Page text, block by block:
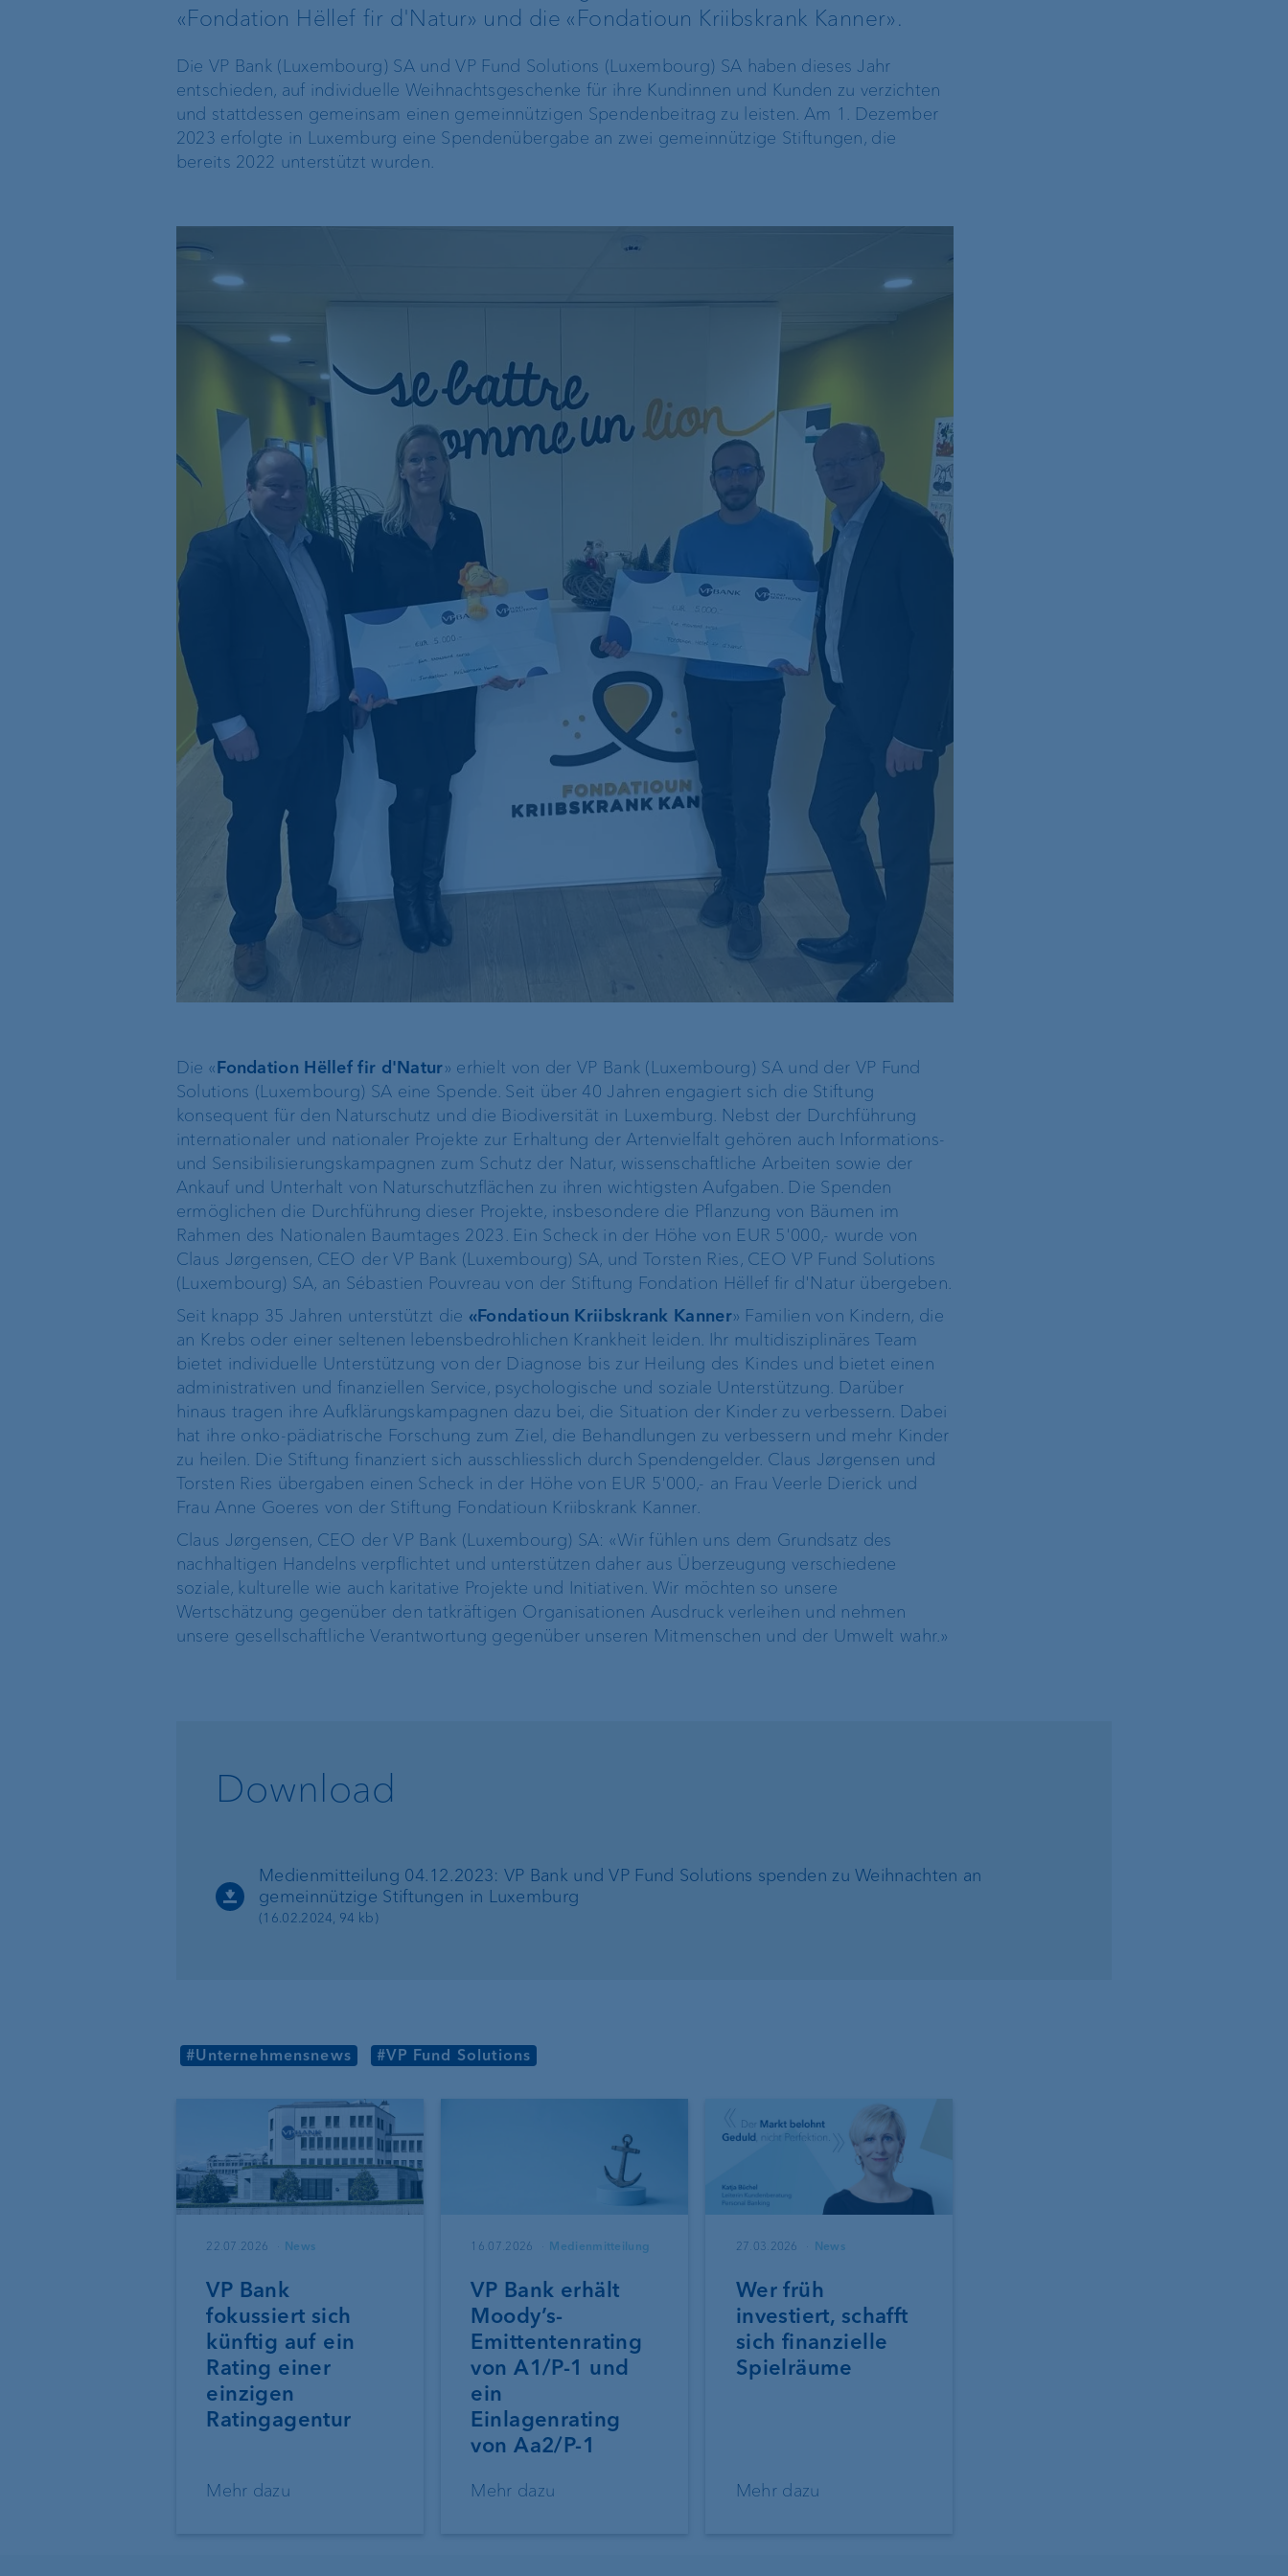
Private Label Fonds
Investment Consulting
Vermögensverwaltung
ProDF
VP Bank Developer
Portal
Die Welt der VP Bank
Standort Singapur
Management
Standortleitung
Organigramm
Unternehmensstrategie
Engagement
Nachhaltigkeit
Compliance,
Operational Risk und
Kundenfeedback-
Management
«Fondation Hëllef fir d'Natur» und die «Fondatioun Kriibskrank Kanner».
Die VP Bank (Luxembourg) SA und VP Fund Solutions (Luxembourg) SA haben dieses Jahr
entschieden, auf individuelle Weihnachtsgeschenke für ihre Kundinnen und Kunden zu verzichten
und stattdessen gemeinsam einen gemeinnützigen Spendenbeitrag zu leisten. Am 1. Dezember
2023 erfolgte in Luxemburg eine Spendenübergabe an zwei gemeinnützige Stiftungen, die
bereits 2022 unterstützt wurden.
Die «Fondation Hëllef fir d'Natur» erhielt von der VP Bank (Luxembourg) SA und der VP Fund
Solutions (Luxembourg) SA eine Spende. Seit über 40 Jahren engagiert sich die Stiftung
konsequent für den Naturschutz und die Biodiversität in Luxemburg. Nebst der Durchführung
internationaler und nationaler Projekte zur Erhaltung der Artenvielfalt gehören auch Informations-
und Sensibilisierungskampagnen zum Schutz der Natur, wissenschaftliche Arbeiten sowie der
Ankauf und Unterhalt von Naturschutzflächen zu ihren wichtigsten Aufgaben. Die Spenden
ermöglichen die Durchführung dieser Projekte, insbesondere die Pflanzung von Bäumen im
Rahmen des Nationalen Baumtages 2023. Ein Scheck in der Höhe von EUR 5'000,- wurde von
Claus Jørgensen, CEO der VP Bank (Luxembourg) SA, und Torsten Ries, CEO VP Fund Solutions
(Luxembourg) SA, an Sébastien Pouvreau von der Stiftung Fondation Hëllef fir d'Natur übergeben.
Seit knapp 35 Jahren unterstützt die «Fondatioun Kriibskrank Kanner» Familien von Kindern, die
an Krebs oder einer seltenen lebensbedrohlichen Krankheit leiden. Ihr multidisziplinäres Team
bietet individuelle Unterstützung von der Diagnose bis zur Heilung des Kindes und bietet einen
administrativen und finanziellen Service, psychologische und soziale Unterstützung. Darüber
hinaus tragen ihre Aufklärungskampagnen dazu bei, die Situation der Kinder zu verbessern. Dabei
hat ihre onko-pädiatrische Forschung zum Ziel, die Behandlungen zu verbessern und mehr Kinder
zu heilen. Die Stiftung finanziert sich ausschliesslich durch Spendengelder. Claus Jørgensen und
Torsten Ries übergaben einen Scheck in der Höhe von EUR 5'000,- an Frau Veerle Dierick und
Frau Anne Goeres von der Stiftung Fondatioun Kriibskrank Kanner.
Claus Jørgensen, CEO der VP Bank (Luxembourg) SA: «Wir fühlen uns dem Grundsatz des
nachhaltigen Handelns verpflichtet und unterstützen daher aus Überzeugung verschiedene
soziale, kulturelle wie auch karitative Projekte und Initiativen. Wir möchten so unsere
Wertschätzung gegenüber den tatkräftigen Organisationen Ausdruck verleihen und nehmen
unsere gesellschaftliche Verantwortung gegenüber unseren Mitmenschen und der Umwelt wahr.»
Download
Medienmitteilung 04.12.2023: VP Bank und VP Fund Solutions spenden zu Weihnachten an
gemeinnützige Stiftungen in Luxemburg
(16.02.2024, 94 kb)
#Unternehmensnews #VP Fund Solutions
22.07.2026 News
VP Bank
fokussiert sich
künftig auf ein
Rating einer
einzigen
Ratingagentur
Mehr dazu
16.07.2026 Medienmitteilung
VP Bank erhält
Moody’s-
Emittentenrating
von A1/P-1 und
ein
Einlagenrating
von Aa2/P-1
Mehr dazu
27.03.2026 News
Wer früh
investiert, schafft
sich finanzielle
Spielräume
Mehr dazu